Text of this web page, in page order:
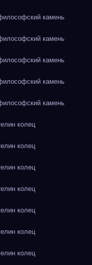
камень
камень
камень
камень
камень
колец
колец
колец
колец
колец
колец
колец